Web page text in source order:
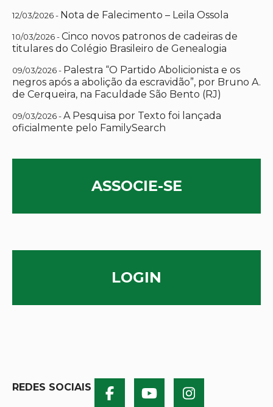
12/03/2026 - Nota de Falecimento – Leila Ossola
10/03/2026 -Cinco novos patronos de cadeiras de
titulares do Colégio Brasileiro de Genealogia
09/03/2026 - Palestra “O Partido Abolicionista e os
negros após a abolição da escravidão”, por Bruno A.
de Cerqueira, na Faculdade São Bento (RJ)
09/03/2026 -A Pesquisa por Texto foi lançada
oficialmente pelo FamilySearch
ASSOCIE-SE
LOGIN
REDES SOCIAIS